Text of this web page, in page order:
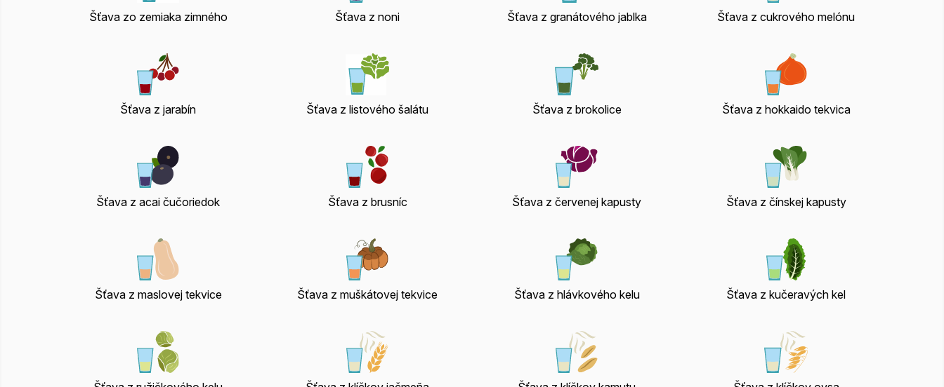
Šťava zo zemiaka zimného Šťava z noni Šťava z granátového jablka Šťava z cukrového melónu
Šťava z jarabín Šťava z listového šalátu Šťava z brokolice Šťava z hokkaido tekvica
Šťava z acai čučoriedok Šťava z brusníc Šťava z červenej kapusty Šťava z čínskej kapusty
Šťava z maslovej tekvice Šťava z muškátovej tekvice Šťava z hlávkového kelu Šťava z kučeravých kel